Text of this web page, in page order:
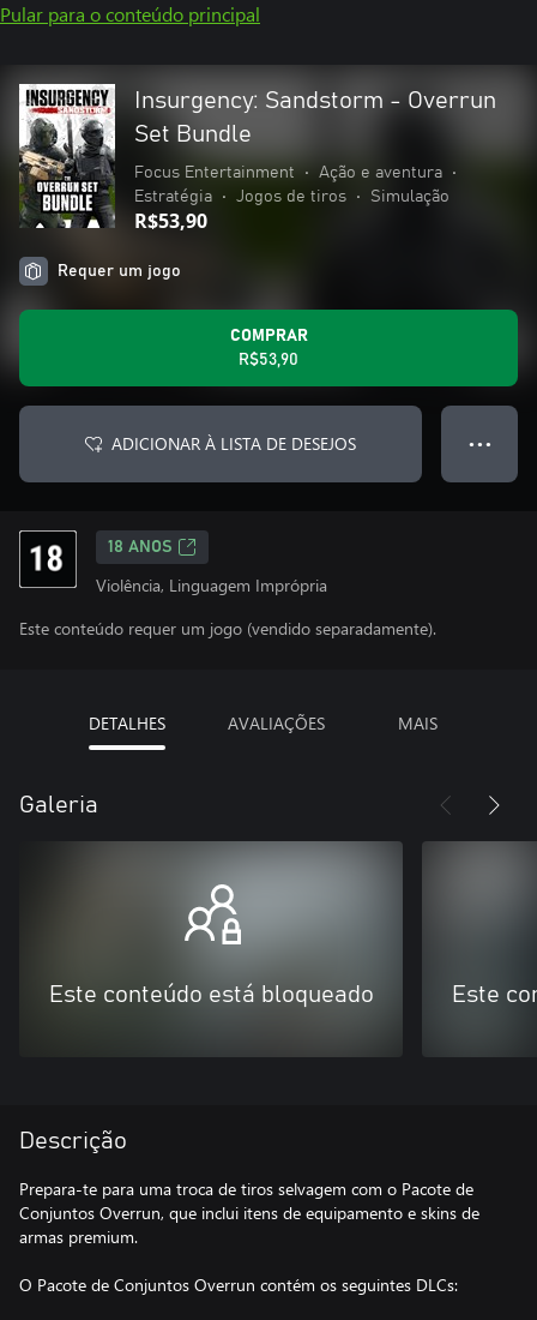
Pular para o conteúdo principal
Insurgency: Sandstorm - Overrun
Set Bundle
Focus Entertainment • Ação e aventura
•
Estratégia
• Jogos de tiros • Simulação
R$53,90
Requer um jogo
COMPRAR
R$53,90
ADICIONAR À LISTA DE DESEJOS ● ● ●
18 ANOS
Violência, Linguagem Imprópria
Este conteúdo requer um jogo (vendido separadamente).
DETALHES AVALIAÇÕES MAIS
Galeria
Este conteúdo está bloqueado Este
Descrição
Prepara-te para uma troca de tiros selvagem com o Pacote de
Conjuntos Overrun, que inclui itens de equipamento e skins de
armas premium.
O Pacote de Conjuntos Overrun contém os seguintes DLCs: